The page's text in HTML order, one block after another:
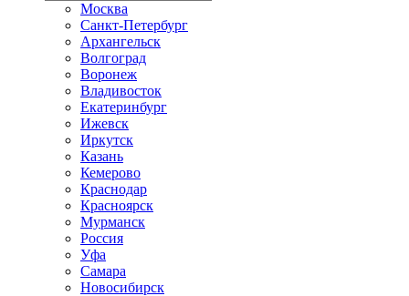
Москва
Санкт-Петербург
Архангельск
Волгоград
Воронеж
Владивосток
Екатеринбург
Ижевск
Иркутск
Казань
Кемерово
Краснодар
Красноярск
Мурманск
Россия
Уфа
Самара
Новосибирск